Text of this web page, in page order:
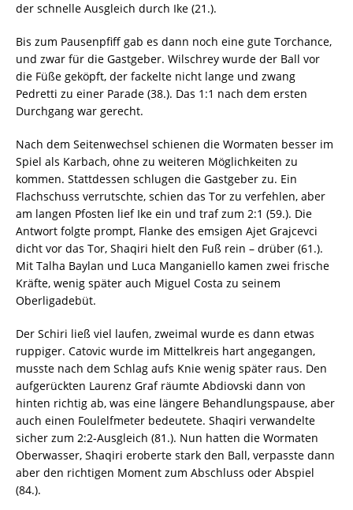
der schnelle Ausgleich durch Ike (21.).
Bis zum Pausenpfiff gab es dann noch eine gute Torchance,
und zwar für die Gastgeber. Wilschrey wurde der Ball vor
die Füße geköpft, der fackelte nicht lange und zwang
Pedretti zu einer Parade (38.). Das 1:1 nach dem ersten
Durchgang war gerecht.
Nach dem Seitenwechsel schienen die Wormaten besser im
Spiel als Karbach, ohne zu weiteren Möglichkeiten zu
kommen. Stattdessen schlugen die Gastgeber zu. Ein
Flachschuss verrutschte, schien das Tor zu verfehlen, aber
am langen Pfosten lief Ike ein und traf zum 2:1 (59.). Die
Antwort folgte prompt, Flanke des emsigen Ajet Grajcevci
dicht vor das Tor, Shaqiri hielt den Fuß rein – drüber (61.).
Mit Talha Baylan und Luca Manganiello kamen zwei frische
Kräfte, wenig später auch Miguel Costa zu seinem
Oberligadebüt.
Der Schiri ließ viel laufen, zweimal wurde es dann etwas
ruppiger. Catovic wurde im Mittelkreis hart angegangen,
musste nach dem Schlag aufs Knie wenig später raus. Den
aufgerückten Laurenz Graf räumte Abdiovski dann von
hinten richtig ab, was eine längere Behandlungspause, aber
auch einen Foulelfmeter bedeutete. Shaqiri verwandelte
sicher zum 2:2-Ausgleich (81.). Nun hatten die Wormaten
Oberwasser, Shaqiri eroberte stark den Ball, verpasste dann
aber den richtigen Moment zum Abschluss oder Abspiel
(84.).